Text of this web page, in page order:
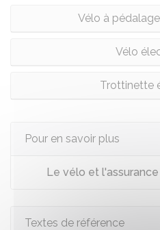
Vélo à
Vélo
Trottinette
Pour en savoir plus
Le vélo et l'assurance
Textes de référence